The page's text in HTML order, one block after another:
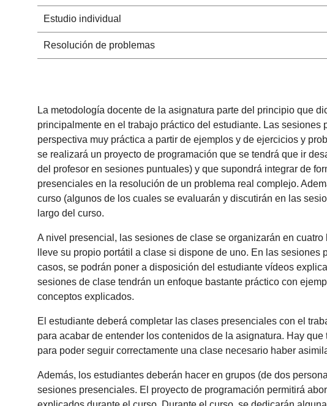
Estudio individual
Resolución de problemas
La metodología docente de la asignatura parte del principio que
principalmente en el trabajo práctico del estudiante. Las
perspectiva muy práctica a partir de ejemplos y de ejercicios y
se realizará un proyecto de programación que se tendrá que ir
del profesor en sesiones puntuales) y que supondrá integrar de
presenciales en la resolución de un problema real complejo.
curso (algunos de los cuales se evaluarán y discutirán en las
largo del curso.
A nivel presencial, las sesiones de clase se organizarán en
lleve su propio portátil a clase si dispone de uno. En las
casos, se podrán poner a disposición del estudiante vídeos
sesiones de clase tendrán un enfoque bastante práctico con
conceptos explicados.
El estudiante deberá completar las clases presenciales con el
para acabar de entender los contenidos de la asignatura. Hay
para poder seguir correctamente una clase necesario haber
Además, los estudiantes deberán hacer en grupos (de dos
sesiones presenciales. El proyecto de programación permitirá